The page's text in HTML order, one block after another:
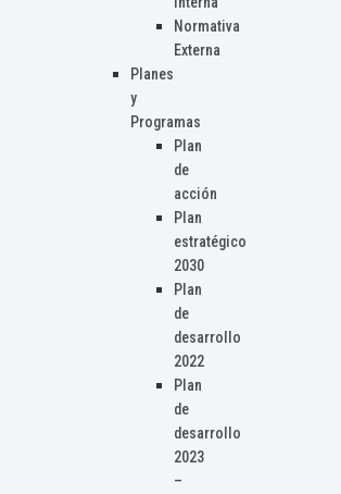
Normativa
Externa
Planes
y
Programas
Plan
de
acción
Plan
estratégico
2030
Plan
de
desarrollo
2022
Plan
de
desarrollo
2023
–